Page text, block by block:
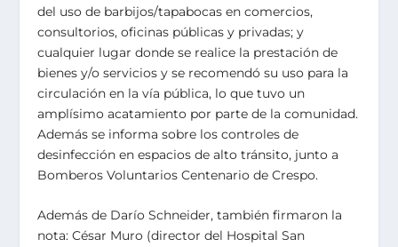
del uso de barbijos/tapabocas en comercios,
consultorios, oficinas públicas y privadas; y
cualquier lugar donde se realice la prestación de
bienes y/o servicios y se recomendó su uso para la
circulación en la vía pública, lo que tuvo un
amplísimo acatamiento por parte de la comunidad.
Además se informa sobre los controles de
desinfección en espacios de alto tránsito, junto a
Bomberos Voluntarios Centenario de Crespo.
Además de Darío Schneider, también firmaron la
nota: César Muro (director del Hospital San